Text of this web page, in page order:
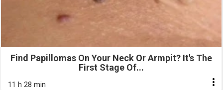
Find Papillomas On Your Neck Or Armpit? It's The
First Stage Of...
11 h 28 min